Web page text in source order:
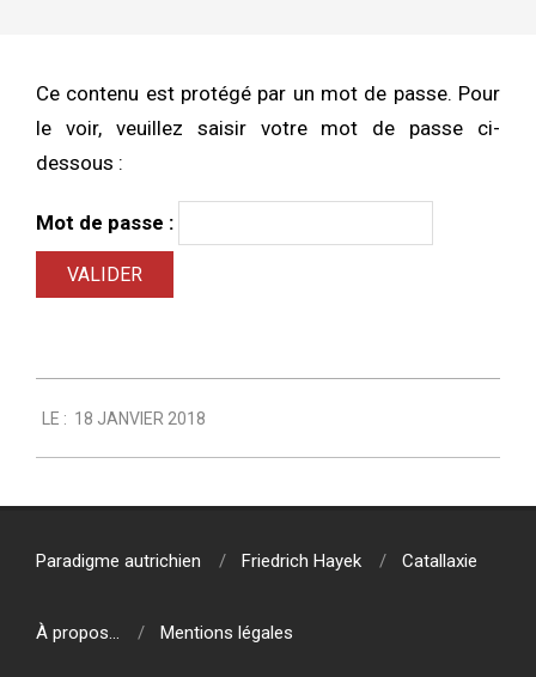
Ce contenu est protégé par un mot de passe. Pour
le voir, veuillez saisir votre mot de passe ci-
dessous :
Mot de passe :
01-
18
LE : 18 JANVIER 2018
Paradigme autrichien Friedrich Hayek Catallaxie
À propos… Mentions légales